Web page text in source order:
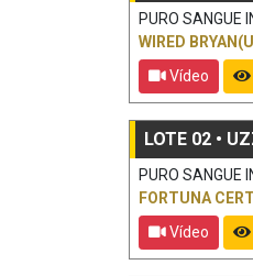
PURO SANGUE
WIRED
Vídeo
LOTE 02 •
PURO SANGUE
FORTUNA
Vídeo